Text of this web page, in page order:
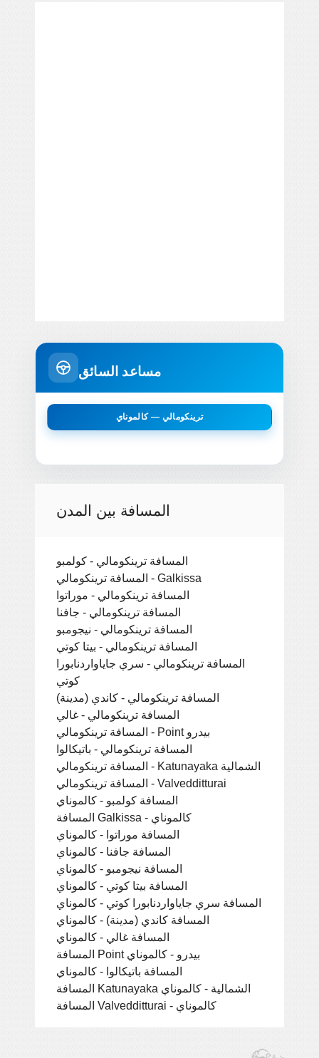
مساعد السائق
ترينكومالي — كالموناي
المسافة بين المدن
المسافة ترينكومالي - كولمبو
المسافة ترينكومالي - Galkissa
المسافة ترينكومالي - موراتوا
المسافة ترينكومالي - جافنا
المسافة ترينكومالي - نيجومبو
المسافة ترينكومالي - بيتا كوتي
المسافة ترينكومالي - سري جاياواردنابورا
كوتي
المسافة ترينكومالي - كاندي (مدينة)
المسافة ترينكومالي - غالي
المسافة ترينكومالي - Point بيدرو
المسافة ترينكومالي - باتيكالوا
المسافة ترينكومالي - Katunayaka الشمالية
المسافة ترينكومالي - Valvedditturai
المسافة كولمبو - كالموناي
المسافة Galkissa - كالموناي
المسافة موراتوا - كالموناي
المسافة جافنا - كالموناي
المسافة نيجومبو - كالموناي
المسافة بيتا كوتي - كالموناي
المسافة سري جاياواردنابورا كوتي - كالموناي
المسافة كاندي (مدينة) - كالموناي
المسافة غالي - كالموناي
المسافة Point بيدرو - كالموناي
المسافة باتيكالوا - كالموناي
المسافة Katunayaka الشمالية - كالموناي
المسافة Valvedditturai - كالموناي